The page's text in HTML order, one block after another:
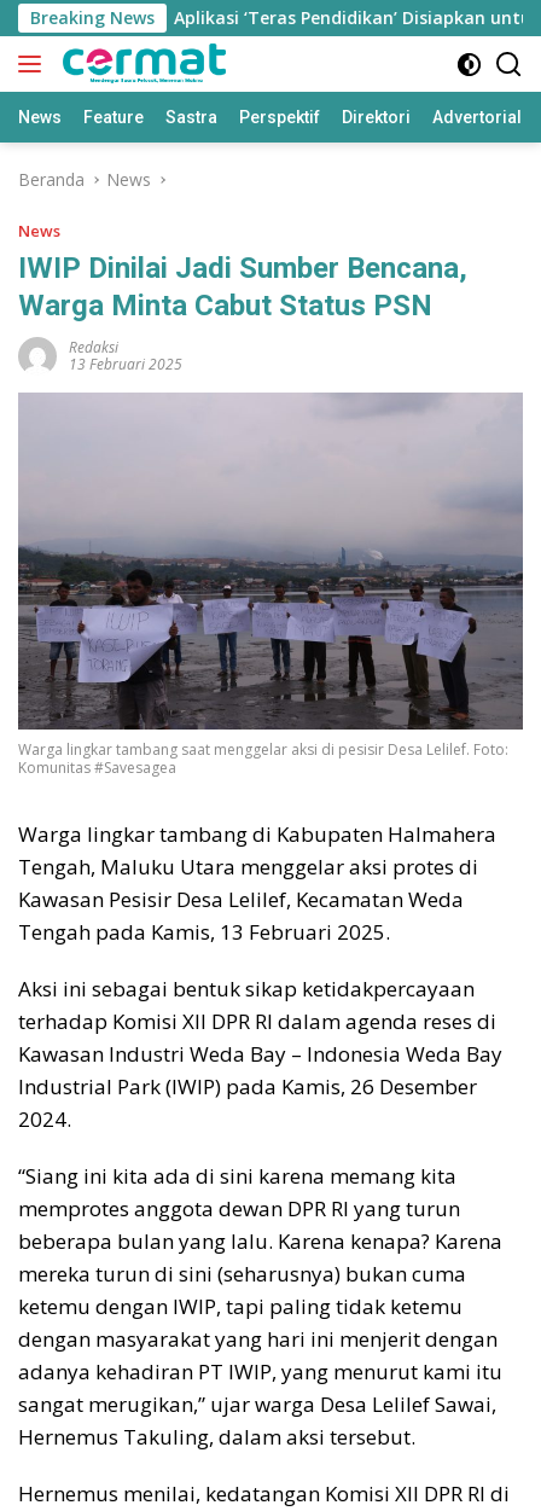
Langsung
ke
konten
Breaking NewsAplikasi ‘Teras Pendidikan’ Disiapkan untuk
News Feature Sastra Perspektif Direktori Advertorial
Beranda News
News
IWIP Dinilai Jadi Sumber Bencana,
Warga Minta Cabut Status PSN
Redaksi
13 Februari 2025
Warga lingkar tambang saat menggelar aksi di pesisir Desa Lelilef. Foto:
Komunitas #Savesagea
Warga lingkar tambang di Kabupaten Halmahera
Tengah, Maluku Utara menggelar aksi protes di
Kawasan Pesisir Desa Lelilef, Kecamatan Weda
Tengah pada Kamis, 13 Februari 2025.
Aksi ini sebagai bentuk sikap ketidakpercayaan
terhadap Komisi XII DPR RI dalam agenda reses di
Kawasan Industri Weda Bay – Indonesia Weda Bay
Industrial Park (IWIP) pada Kamis, 26 Desember
2024.
“Siang ini kita ada di sini karena memang kita
memprotes anggota dewan DPR RI yang turun
beberapa bulan yang lalu. Karena kenapa? Karena
mereka turun di sini (seharusnya) bukan cuma
ketemu dengan IWIP, tapi paling tidak ketemu
dengan masyarakat yang hari ini menjerit dengan
adanya kehadiran PT IWIP, yang menurut kami itu
sangat merugikan,” ujar warga Desa Lelilef Sawai,
Hernemus Takuling, dalam aksi tersebut.
Hernemus menilai, kedatangan Komisi XII DPR RI di